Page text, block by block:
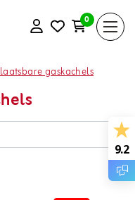
0
gaskachels
9.2